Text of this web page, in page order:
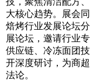
大核心趋势。展会
焙烤行业发展论坛
展论坛，邀请行业
供应链、冷冻面团
开深度研讨，为商
法论。